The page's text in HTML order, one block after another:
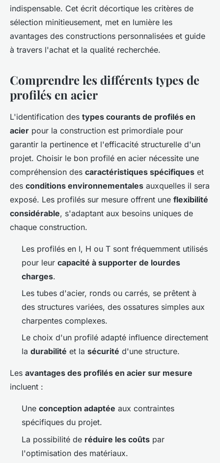
indispensable. Cet écrit décortique les critères de
sélection minitieusement, met en lumière les
avantages des constructions personnalisées et guide
à travers l'achat et la qualité recherchée.
Comprendre les différents types de
profilés en acier
L'identification des types courants de profilés en
acier pour la construction est primordiale pour
garantir la pertinence et l'efficacité structurelle d'un
projet. Choisir le bon profilé en acier nécessite une
compréhension des caractéristiques spécifiques et
des conditions environnementales auxquelles il sera
exposé. Les profilés sur mesure offrent une flexibilité
considérable, s'adaptant aux besoins uniques de
chaque construction.
Les profilés en I, H ou T sont fréquemment utilisés
pour leur capacité à supporter de lourdes
charges.
Les tubes d'acier, ronds ou carrés, se prêtent à
des structures variées, des ossatures simples aux
charpentes complexes.
Le choix d'un profilé adapté influence directement
la durabilité et la sécurité d'une structure.
Les avantages des profilés en acier sur mesure
incluent :
Une conception adaptée aux contraintes
spécifiques du projet.
La possibilité de réduire les coûts par
l'optimisation des matériaux.